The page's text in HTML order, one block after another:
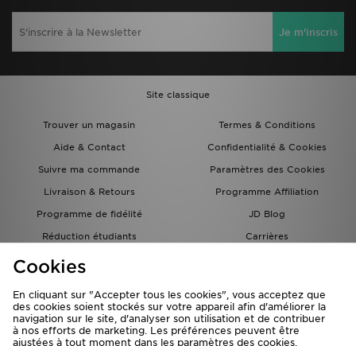
Je m'inscris
Site classique
Trouver un magasin
Termes & Conditions
Aide & Contact
Confidentialité & Cookies
Suivre ma commande
Paramètres des Cookies
Livraison & Retours
Programme Affiliation
Programme de fidélité
JD Blog
Réduction étudiants
Carrières
Carte Cadeau
Cookies
En cliquant sur "Accepter tous les cookies", vous acceptez que
des cookies soient stockés sur votre appareil afin d'améliorer la
navigation sur le site, d'analyser son utilisation et de contribuer
à nos efforts de marketing. Les préférences peuvent être
ajustées à tout moment dans les paramètres des cookies.